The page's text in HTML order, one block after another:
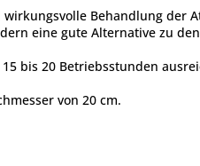
Behandlung
eine gute Alternative zu
bis 20 Betriebsstunden
von 20 cm.